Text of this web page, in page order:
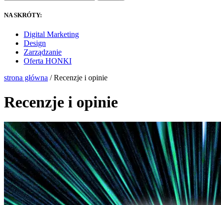
NA SKRÓTY:
Digital Marketing
Design
Zarządzanie
Oferta HONKI
strona główna / Recenzje i opinie
Recenzje i opinie